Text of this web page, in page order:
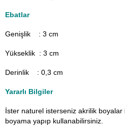
Ebatlar
Genişlik : 3 cm
Yükseklik : 3 cm
Derinlik : 0,3 cm
Yararlı Bilgiler
İster naturel isterseniz akrilik
boyama yapıp kullanabilirsiniz.